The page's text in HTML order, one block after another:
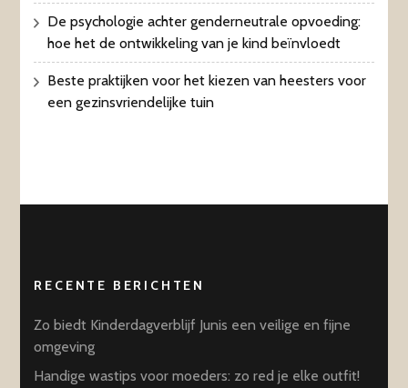
De psychologie achter genderneutrale opvoeding:
hoe het de ontwikkeling van je kind beïnvloedt
Beste praktijken voor het kiezen van heesters voor
een gezinsvriendelijke tuin
RECENTE BERICHTEN
Zo biedt Kinderdagverblijf Junis een veilige en fijne
omgeving
Handige wastips voor moeders: zo red je elke outfit!